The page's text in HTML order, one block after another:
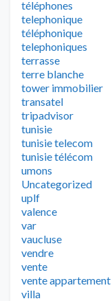
téléphones
telephonique
téléphonique
telephoniques
terrasse
terre blanche
tower immobilier
transatel
tripadvisor
tunisie
tunisie telecom
tunisie télécom
umons
Uncategorized
uplf
valence
var
vaucluse
vendre
vente
vente appartement
villa